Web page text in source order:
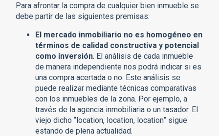
Para afrontar la compra de cualquier bien inmueble se
debe partir de las siguientes premisas:
El mercado inmobiliario no es homogéneo en
términos de calidad constructiva y potencial
como inversión. El análisis de cada inmueble
de manera independiente nos podrá indicar si es
una compra acertada o no. Este análisis se
puede realizar mediante técnicas comparativas
con los inmuebles de la zona. Por ejemplo, a
través de la agencia inmobiliaria o un tasador. El
viejo dicho “location, location, location” sigue
estando de plena actualidad.